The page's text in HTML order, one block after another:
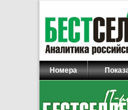
Номера